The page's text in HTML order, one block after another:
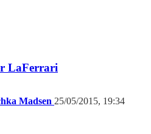
LaFerrari
Madsen 25/05/2015, 19:34